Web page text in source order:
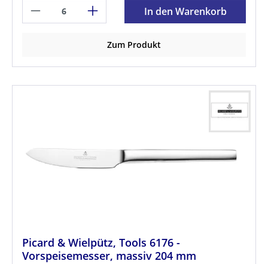
In den Warenkorb
Zum Produkt
Picard & Wielpütz, Tools 6176 -
Vorspeisemesser, massiv 204 mm